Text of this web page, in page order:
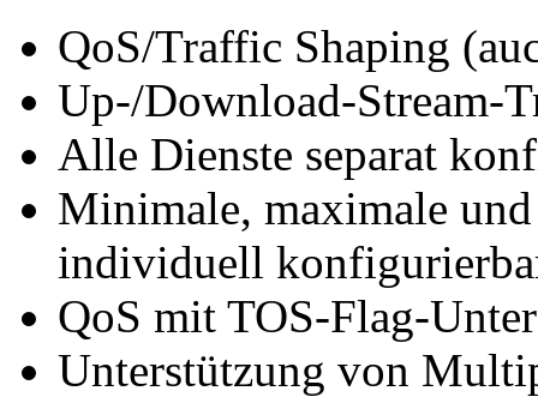
QoS/Traffic Shaping
Up-/Download-Stream-
Alle Dienste separat
Minimale, maximale
individuell
QoS mit TOS-Flag-
Unterstützung von